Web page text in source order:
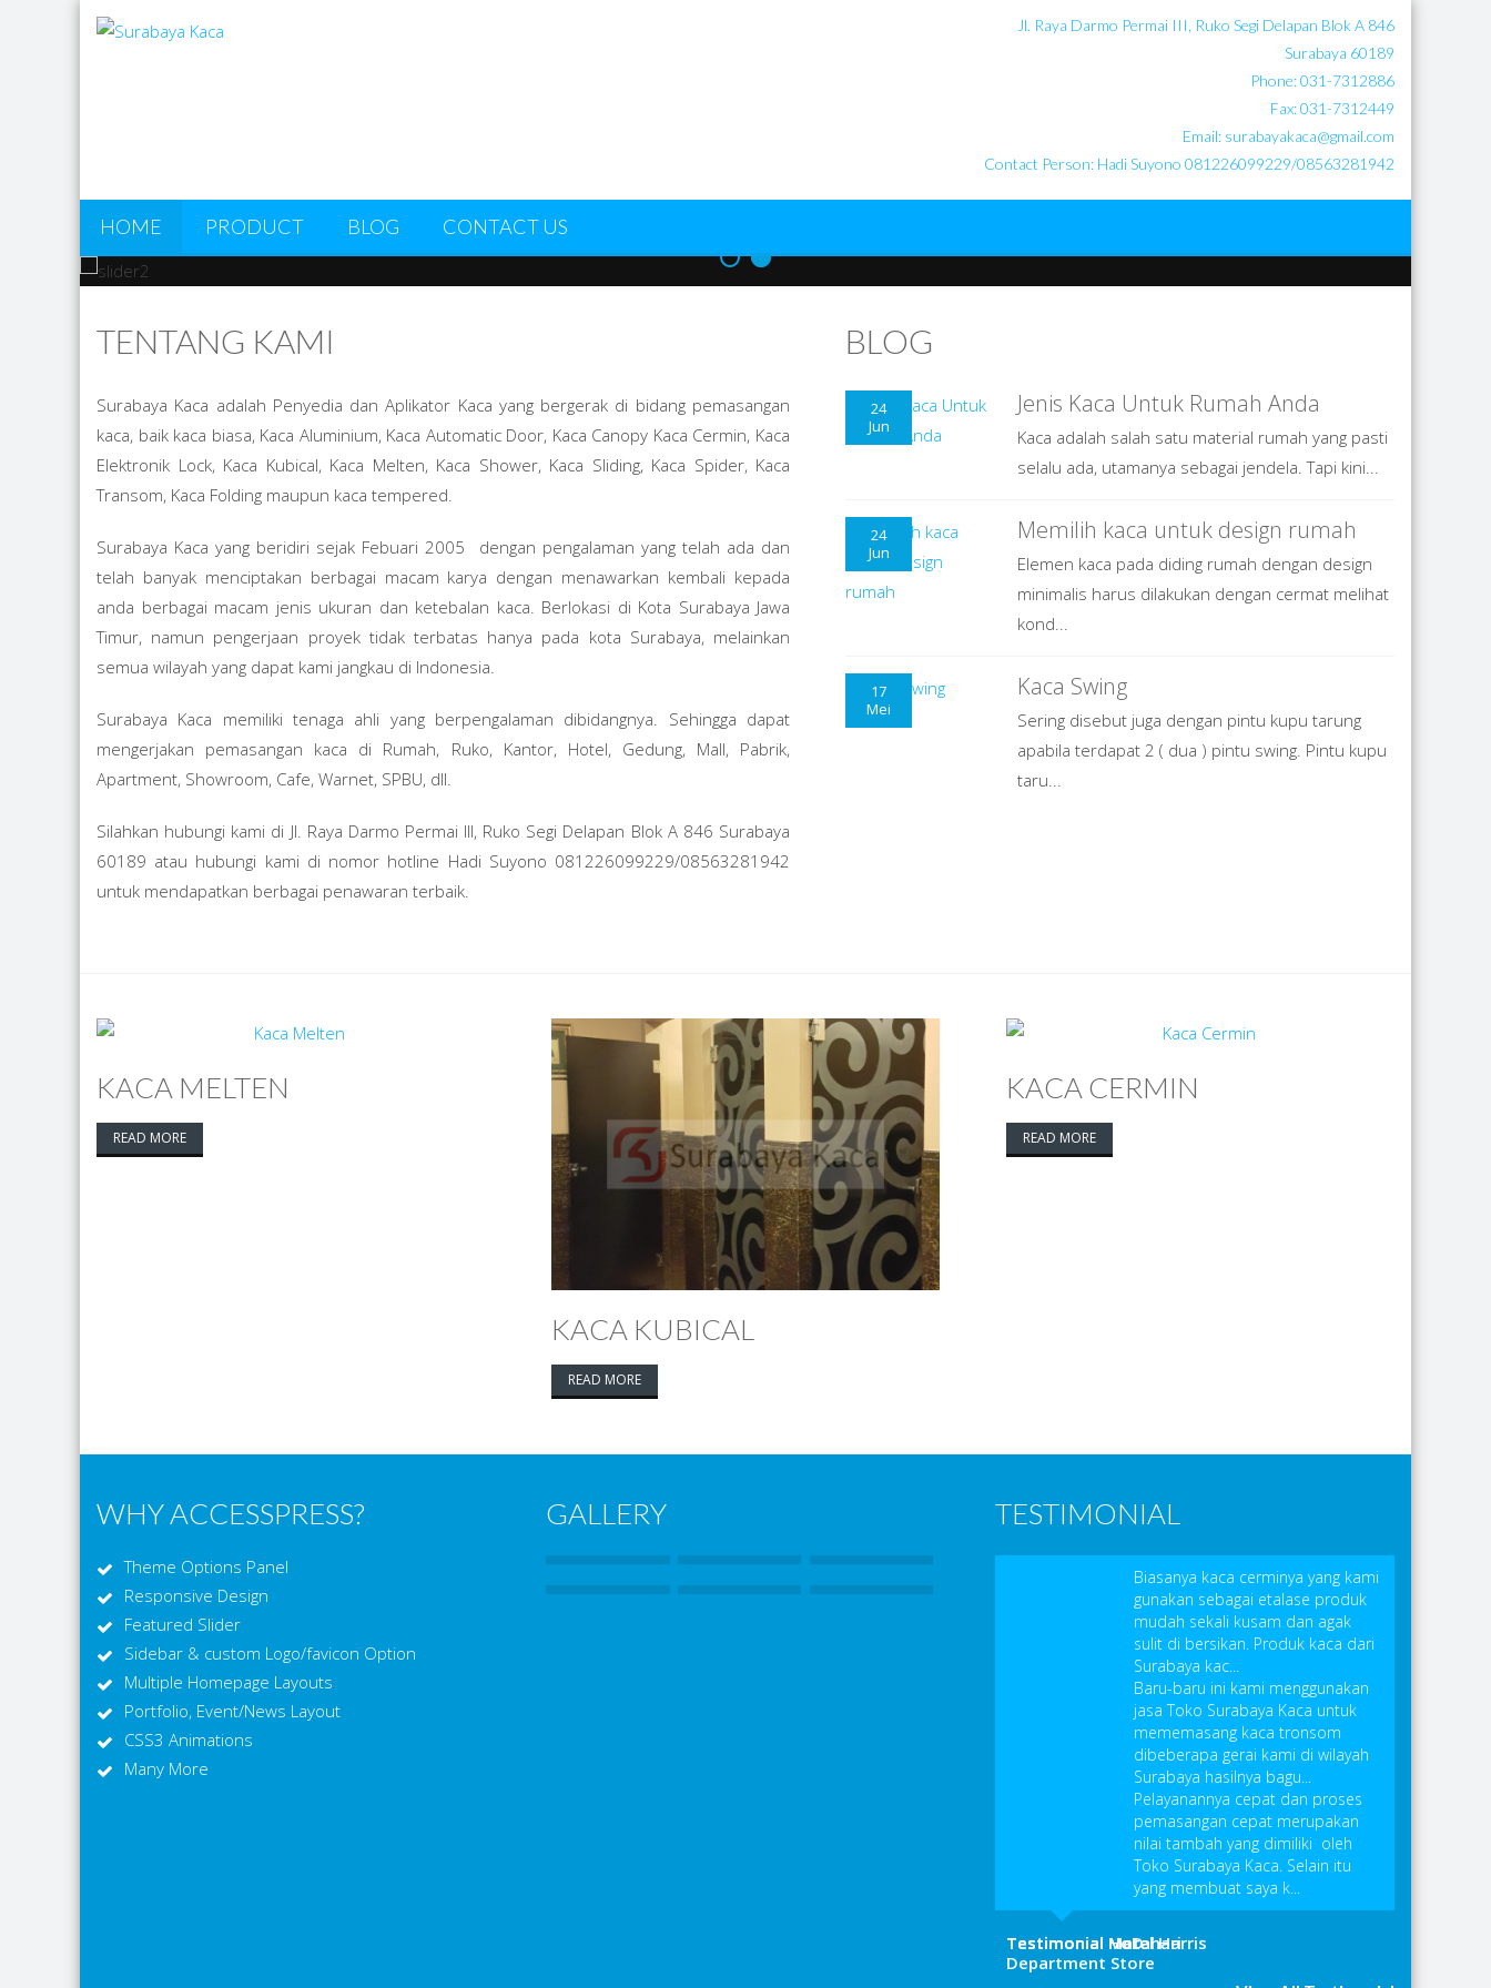
Jl. Raya Darmo Permai III, Ruko Segi Delapan Blok A 846
Surabaya 60189
Phone: 031-7312886
Fax: 031-7312449
Email: surabayakaca@gmail.com
Contact Person: Hadi Suyono 081226099229/08563281942
HOME PRODUCT BLOG CONTACT US
EASY CUSTOMIZATION
A FREE THEME WITH POWERFUL THEME OPTIONS FOR
CUSTOMIZATION. STYLE YOUR WORDPRESS AND SEE
TENTANG KAMI
Surabaya Kaca adalah Penyedia dan Aplikator Kaca yang bergerak di bidang pemasangan
kaca, baik kaca biasa, Kaca Aluminium, Kaca Automatic Door, Kaca Canopy Kaca Cermin, Kaca
Elektronik Lock, Kaca Kubical, Kaca Melten, Kaca Shower, Kaca Sliding, Kaca Spider, Kaca
Transom, Kaca Folding maupun kaca tempered.
Surabaya Kaca yang beridiri sejak Febuari 2005 dengan pengalaman yang telah ada dan
telah banyak menciptakan berbagai macam karya dengan menawarkan kembali kepada
anda berbagai macam jenis ukuran dan ketebalan kaca. Berlokasi di Kota Surabaya Jawa
Timur, namun pengerjaan proyek tidak terbatas hanya pada kota Surabaya, melainkan
semua wilayah yang dapat kami jangkau di Indonesia.
Surabaya Kaca memiliki tenaga ahli yang berpengalaman dibidangnya. Sehingga dapat
mengerjakan pemasangan kaca di Rumah, Ruko, Kantor, Hotel, Gedung, Mall, Pabrik,
Apartment, Showroom, Cafe, Warnet, SPBU, dll.
Silahkan hubungi kami di Jl. Raya Darmo Permai III, Ruko Segi Delapan Blok A 846 Surabaya
60189 atau hubungi kami di nomor hotline Hadi Suyono 081226099229/08563281942
untuk mendapatkan berbagai penawaran terbaik.
BLOG
24
Jun
Jenis Kaca Untuk Rumah Anda
Kaca adalah salah satu material rumah yang pasti
selalu ada, utamanya sebagai jendela. Tapi kini...
24
Jun
Memilih kaca untuk design rumah
Elemen kaca pada diding rumah dengan design
minimalis harus dilakukan dengan cermat melihat
kond...
17
Mei
Kaca Swing
Sering disebut juga dengan pintu kupu tarung
apabila terdapat 2 ( dua ) pintu swing. Pintu kupu
taru...
KACA MELTEN
READ MORE
KACA KUBICAL
READ MORE
KACA CERMIN
READ MORE
WHY ACCESSPRESS?
Theme Options Panel
Responsive Design
Featured Slider
Sidebar & custom Logo/favicon Option
Multiple Homepage Layouts
Portfolio, Event/News Layout
CSS3 Animations
Many More
GALLERY TESTIMONIAL
Biasanya kaca cerminya yang kami
gunakan sebagai etalase produk
mudah sekali kusam dan agak
sulit di bersikan. Produk kaca dari
Surabaya kac...
Testimonial Matahari
Department Store
Baru-baru ini kami menggunakan
jasa Toko Surabaya Kaca untuk
mememasang kaca tronsom
dibeberapa gerai kami di wilayah
Surabaya hasilnya bagu...
Testimonial McD
Pelayanannya cepat dan proses
pemasangan cepat merupakan
nilai tambah yang dimiliki oleh
Toko Surabaya Kaca. Selain itu
yang membuat saya k...
Testimonial Hotel Harris